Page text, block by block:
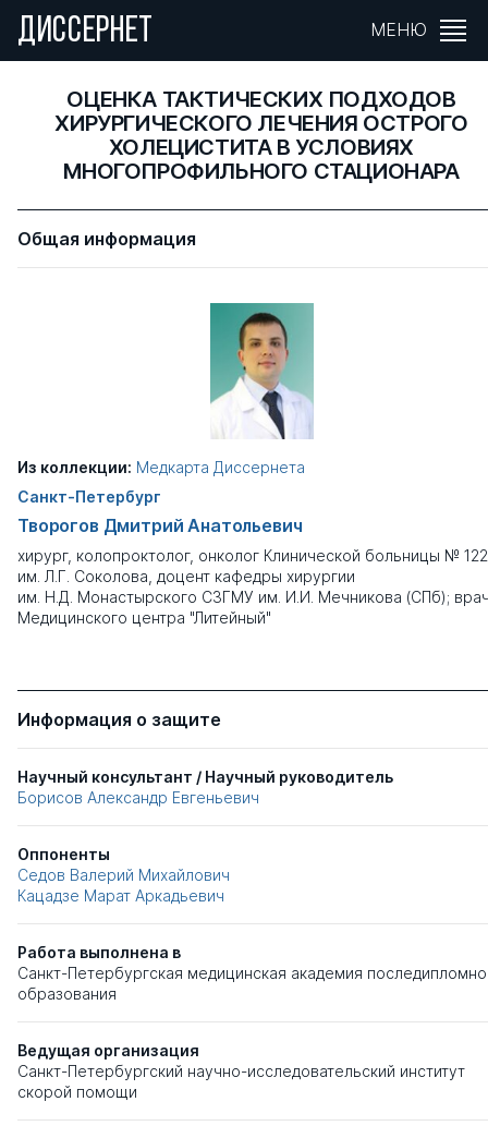
ДИССЕРНЕТ МЕНЮ
ОЦЕНКА ТАКТИЧЕСКИХ ПОДХОДОВ
ХИРУРГИЧЕСКОГО ЛЕЧЕНИЯ ОСТРОГО
ХОЛЕЦИСТИТА В УСЛОВИЯХ
МНОГОПРОФИЛЬНОГО СТАЦИОНАРА
Общая информация
Из коллекции: Медкарта Диссернета
Санкт-Петербург
Творогов Дмитрий Анатольевич
хирург, колопроктолог, онколог Клинической больницы № 122
им. Л.Г. Соколова, доцент кафедры хирургии
им. Н.Д. Монастырского СЗГМУ им. И.И. Мечникова (СПб);
Медицинского центра "Литейный"
Информация о защите
Научный консультант / Научный руководитель
Борисов Александр Евгеньевич
Оппоненты
Седов Валерий Михайлович
Кацадзе Марат Аркадьевич
Работа выполнена в
Санкт-Петербургская медицинская академия
образования
Ведущая организация
Санкт-Петербургский научно-исследовательский институт
скорой помощи